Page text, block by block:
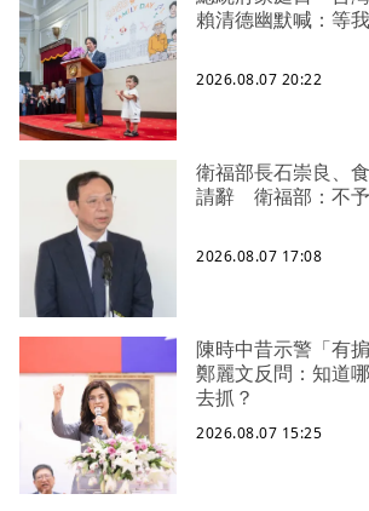
賴清德幽默喊：等
2026.08.07 20:22
衛福部長石崇良、
請辭 衛福部：不
2026.08.07 17:08
陳時中昔示警「有
鄭麗文反問：知道
去抓？
2026.08.07 15:25